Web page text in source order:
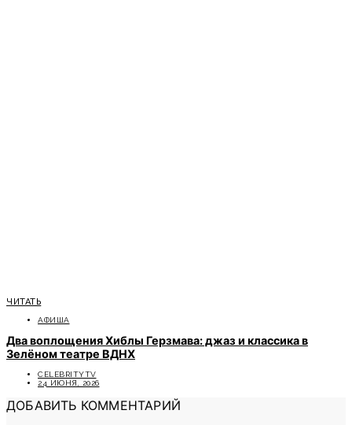
ЧИТАТЬ
АФИША
Два воплощения Хиблы Герзмава: джаз и классика в
Зелёном театре ВДНХ
CELEBRITYTV
24 ИЮНЯ, 2026
ДОБАВИТЬ КОММЕНТАРИЙ